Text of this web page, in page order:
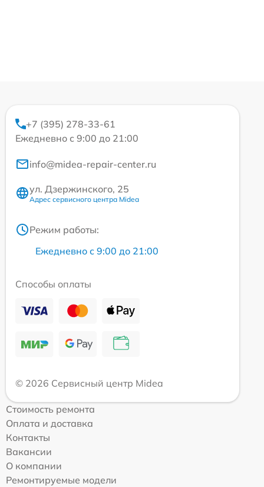
+7 (395) 278-33-61
Ежедневно с 9:00 до 21:00
info@midea-repair-center.ru
ул. Дзержинского, 25
Адрес сервисного центра Midea
Режим работы:
Ежедневно с 9:00 до 21:00
Способы оплаты
© 2026 Сервисный центр Midea
Стоимость ремонта
Оплата и доставка
Контакты
Вакансии
О компании
Ремонтируемые модели